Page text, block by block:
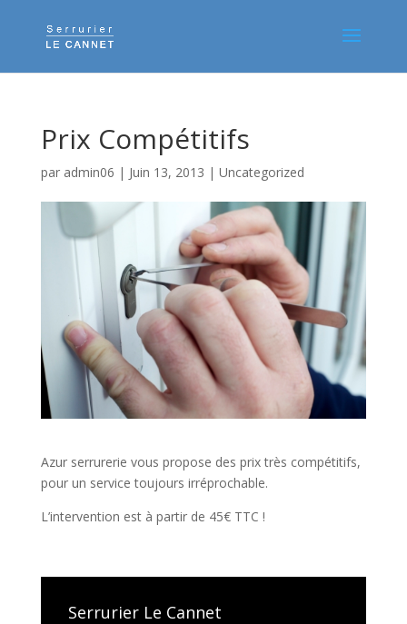
Prix Compétitifs
par admin06 | Juin 13, 2013 | Uncategorized
Azur serrurerie vous propose des prix très compétitifs,
pour un service toujours irréprochable.
L’intervention est à partir de 45€ TTC !
Serrurier Le Cannet